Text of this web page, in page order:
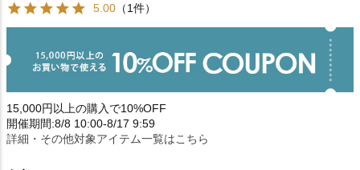
5.00 （1件）
15,000円以上の購入で10%OFF
開催期間:8/8 10:00-8/17 9:59
詳細・その他対象アイテム一覧はこちら